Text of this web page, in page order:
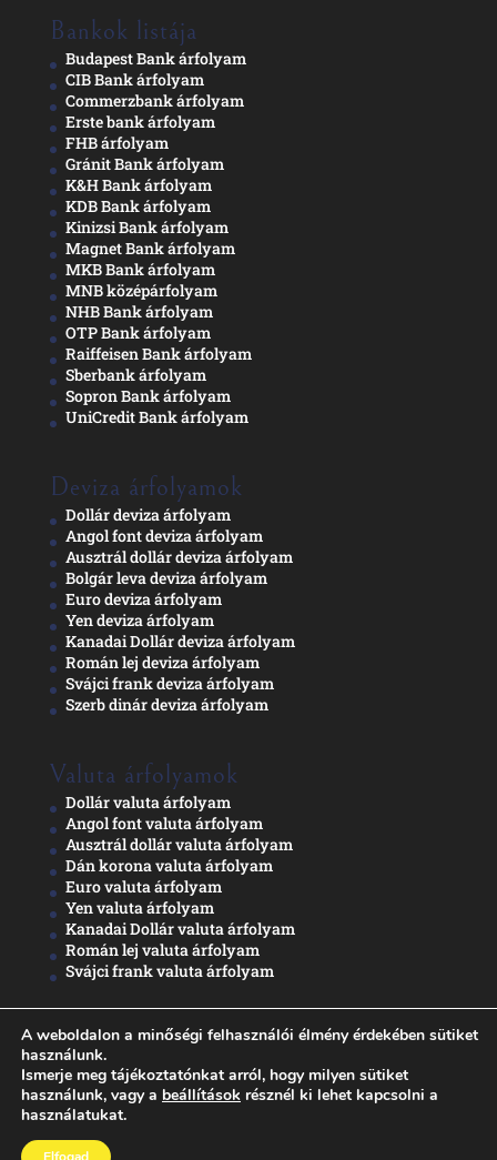
Bankok listája
Budapest Bank árfolyam
CIB Bank árfolyam
Commerzbank árfolyam
Erste bank árfolyam
FHB árfolyam
Gránit Bank árfolyam
K&H Bank árfolyam
KDB Bank árfolyam
Kinizsi Bank árfolyam
Magnet Bank árfolyam
MKB Bank árfolyam
MNB középárfolyam
NHB Bank árfolyam
OTP Bank árfolyam
Raiffeisen Bank árfolyam
Sberbank árfolyam
Sopron Bank árfolyam
UniCredit Bank árfolyam
Deviza árfolyamok
Dollár deviza árfolyam
Angol font deviza árfolyam
Ausztrál dollár deviza árfolyam
Bolgár leva deviza árfolyam
Euro deviza árfolyam
Yen deviza árfolyam
Kanadai Dollár deviza árfolyam
Román lej deviza árfolyam
Svájci frank deviza árfolyam
Szerb dinár deviza árfolyam
Valuta árfolyamok
Dollár valuta árfolyam
Angol font valuta árfolyam
Ausztrál dollár valuta árfolyam
Dán korona valuta árfolyam
Euro valuta árfolyam
Yen valuta árfolyam
Kanadai Dollár valuta árfolyam
Román lej valuta árfolyam
Svájci frank valuta árfolyam
Adatkezelési nyilatkozat
A weboldalon a minőségi felhasználói élmény érdekében sütiket
használunk.
Ismerje meg tájékoztatónkat arról, hogy milyen sütiket
használunk, vagy a beállítások résznél ki lehet kapcsolni a
használatukat.